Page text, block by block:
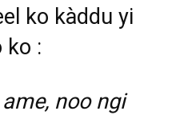
ko kàddu yi
ko :
noo ngi